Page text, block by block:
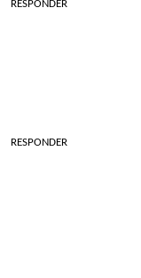
RESPONDER
RESPONDER